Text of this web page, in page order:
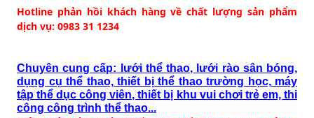
Hotline phản hồi khách hàng về chất lượng sản phẩm
dịch vụ: 0983 31 1234
Chuyên cung cấp: lưới thể thao, lưới rào sân bóng,
dụng cụ thể thao, thiết bị thể thao trường học, máy
tập thể dục công viên, thiết bị khu vui chơi trẻ em, thi
công công trình thể thao...